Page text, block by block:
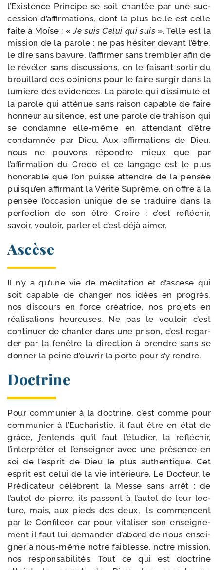
l’Existence Principe se soit chan­tée par une suc­
ces­sion d’affirmations, dont la plus belle est celle
faite à Moïse : «Je suis Celui qui suis ». Telle est la
mis­sion de la parole : ne pas hési­ter devant l’être,
le dire sans bavure, l’affirmer sans trem­bler afin de
le révé­ler sans dis­cus­sions, en le fai­sant sor­tir du
brouillard des opi­nions pour le faire sur­gir dans la
lumière des évi­dences. La parole qui dis­si­mule et
la parole qui atté­nue sans rai­son capable de faire
hon­neur au silence, est une parole de tra­hi­son qui
se condamne elle-​même en atten­dant d’être
condam­née par Dieu. Aux affir­ma­tions de Dieu,
nous ne pou­vons répondre mieux que par
l’affirmation du Credo et ce lan­gage est le plus
hono­rable que l’on puisse attendre de la pen­sée
puisqu’en affir­mant la Vérité Suprême, on offre à la
pen­sée l’occasion unique de se tra­duire dans la
per­fec­tion de son être. Croire : c’est réflé­chir,
savoir, vou­loir, par­ler et c’est déjà aimer.
Ascèse
Il n’y a qu’une vie de médi­ta­tion et d’ascèse qui
soit capable de chan­ger nos idées en pro­grès,
nos dis­cours en force créa­trice, nos pro­jets en
réa­li­sa­tions heu­reuses. Ne pas le vou­loir c’est
conti­nuer de chan­ter dans une pri­son, c’est regar­
der par la fenêtre la direc­tion à prendre sans se
don­ner la peine d’ouvrir la porte pour s’y rendre.
Doctrine
Pour com­mu­nier à la doc­trine, c’est comme pour
com­mu­nier à l’Eucharistie, il faut être en état de
grâce, j’entends qu’il faut l’étudier, la réflé­chir,
l’interpréter et l’enseigner avec une pré­sence en
soi de l’esprit de Dieu le plus authen­tique. Cet
esprit est celui de la vie inté­rieure. Le Docteur, le
Prédicateur célèbrent la Messe sans arrêt : de
l’autel de pierre, ils passent à l’autel de leur lec­
ture, mais, aux pieds des deux, ils com­mencent
par le Confiteor, car pour vita­li­ser son ensei­gne­
ment il faut lui deman­der d’abord de nous ensei­
gner à nous-​même notre fai­blesse, notre mis­sion,
nos res­pon­sa­bi­li­tés. Tout ce qui est doc­trine